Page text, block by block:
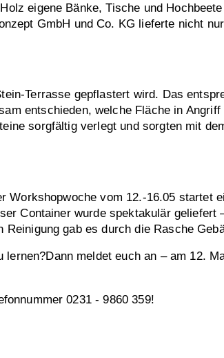
eigene Bänke, Tische und
GmbH und Co. KG lieferte nicht
Terrasse gepflastert wird. Das
entschieden, welche Fläche in
sorgfältig verlegt und sorgten mit
vom 12.-16.05 startet
Container wurde spektakulär geliefert
gab es durch die Rasche
meldet euch an – am 12.
0231 - 9860 359!